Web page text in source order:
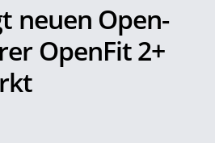
neuen Open-
OpenFit 2+